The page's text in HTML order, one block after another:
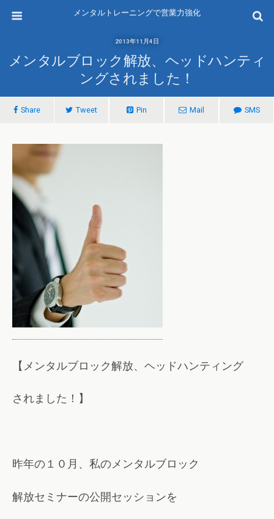
メンタルトレーニングで営業力強化
2013年11月4日
メンタルブロック解放、ヘッドハンティ
ングされました！
Share Tweet Pin Mail SMS
【メンタルブロック解放、ヘッドハンティング
されました！】
昨年の１０月、私のメンタルブロック
解放セミナーの公開セッションを